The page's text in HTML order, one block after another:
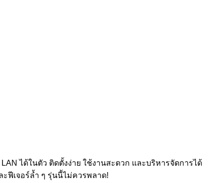
ได้ในตัว ติดตั้งง่าย ใช้งานสะดวก และบริหารจัดการได้
ฟีเจอร์ล้ำ ๆ รุ่นนี้ไม่ควรพลาด!